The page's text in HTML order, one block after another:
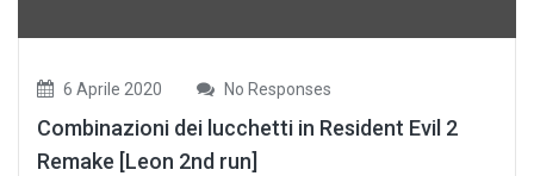
6 Aprile 2020 No Responses
Combinazioni dei lucchetti in Resident Evil 2
Remake [Leon 2nd run]